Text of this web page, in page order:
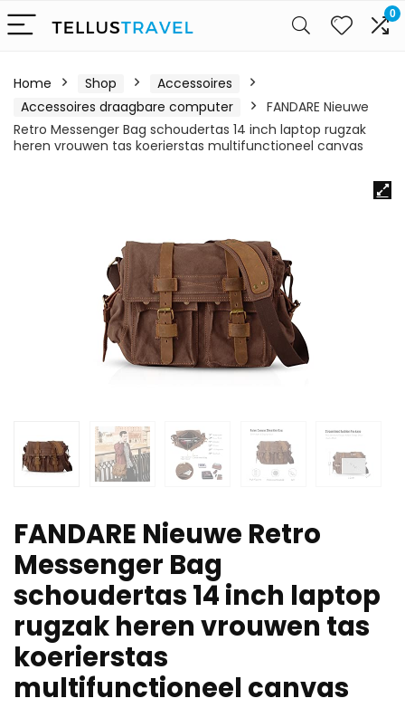
0
Home Shop
Accessoires
Accessoires draagbare computer
FANDARE Nieuwe
Retro Messenger Bag schoudertas 14 inch laptop rugzak
heren vrouwen tas koerierstas multifunctioneel canvas
FANDARE Nieuwe Retro
Messenger Bag
schoudertas 14 inch laptop
rugzak heren vrouwen tas
koerierstas
multifunctioneel canvas